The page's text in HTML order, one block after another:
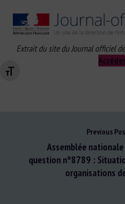
Changer la taille de la police
Extrait du site du Journal officiel
Previous
Assemblée
question n°8789 :
organisations